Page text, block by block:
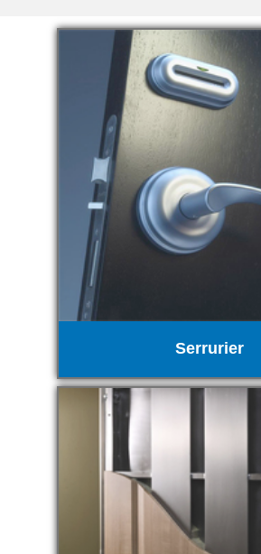
Serrurier